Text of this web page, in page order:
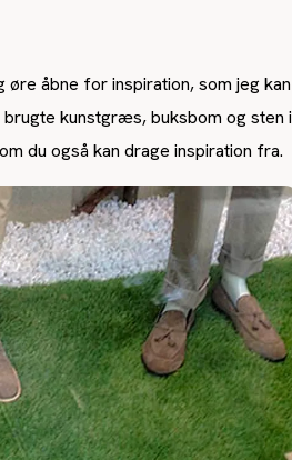
åbne for inspiration, som jeg kan
kunstgræs, buksbom og sten i
du også kan drage inspiration fra.